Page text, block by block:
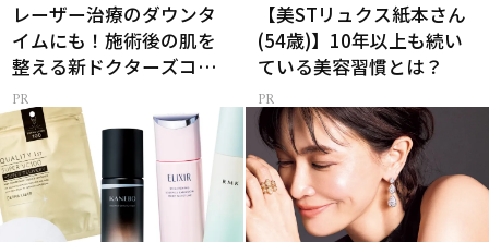
レーザー治療のダウンタ
イムにも！施術後の肌を
整える新ドクターズコス
メ
【美STリュクス紙本さん
(54歳)】10年以上も続い
ている美容習慣とは？